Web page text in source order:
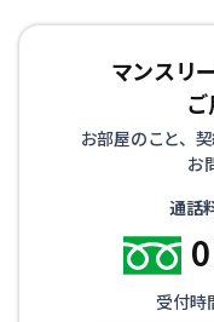
マンスリ
お部屋のこと、
お
通話
受付